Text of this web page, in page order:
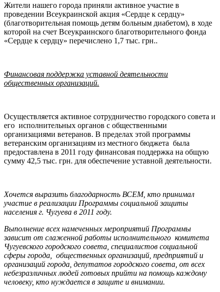
Жители нашего города приняли активное участие в
проведении Всеукраинской акция «Сердце к сердцу»
(благотворительная помощь детям больным диабетом), в ходе
которой на счет Всеукраинского благотворительного фонда
«Сердце к сердцу» перечислено 1,7 тыс. грн..
Финансовая поддержка уставной деятельности
общественных организаций.
Осуществляется активное сотрудничество городского совета и
его исполнительных органов с общественными
организациями ветеранов. В пределах этой программы
ветеранским организациям из местного бюджета была
предоставлена в 2011 году финансовая поддержка на общую
сумму 42,5 тыс. грн. для обеспечение уставной деятельности.
Хочется выразить благодарность ВСЕМ, кто принимал
участие в реализации Программы социальной защиты
населения г. Чугуева в 2011 году.
Выполнение всех намеченных мероприятий Программы
зависит от слаженной работы исполнительного комитета
Чугуевского городского совета, специалистов социальной
сферы города, общественных организаций, предприятий и
организаций города, депутатов городского совета, от всех
небезразличных людей готовых прийти на помощь каждому
человеку, кто нуждается в защите и внимании.